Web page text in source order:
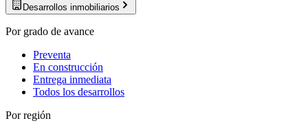
Desarrollos inmobiliarios
Por grado de avance
Preventa
En construcción
Entrega inmediata
Todos los desarrollos
Por región